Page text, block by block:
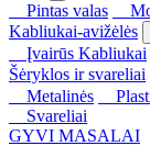
Pintas valas
Kabliukai-avižėlės
Įvairūs Kabliukai
Šėryklos ir svareliai
Metalinės
Svareliai
GYVI MASALAI